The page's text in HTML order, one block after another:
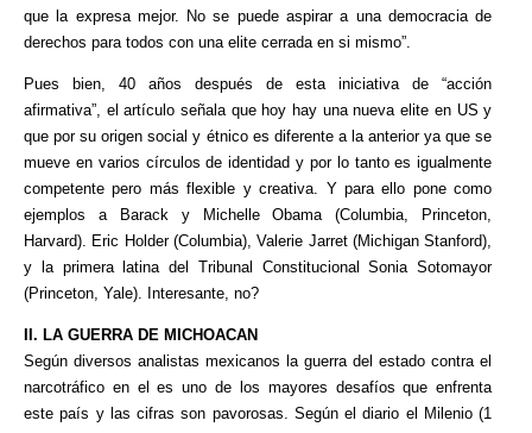
que la expresa mejor. No se puede aspirar a una democracia de
derechos para todos con una elite cerrada en si mismo”.
Pues bien, 40 años después de esta iniciativa de “acción
afirmativa”, el artículo señala que hoy hay una nueva elite en US y
que por su origen social y étnico es diferente a la anterior ya que se
mueve en varios círculos de identidad y por lo tanto es igualmente
competente pero más flexible y creativa. Y para ello pone como
ejemplos a Barack y Michelle Obama (Columbia, Princeton,
Harvard). Eric Holder (Columbia), Valerie Jarret (Michigan Stanford),
y la primera latina del Tribunal Constitucional Sonia Sotomayor
(Princeton, Yale). Interesante, no?
II. LA GUERRA DE MICHOACAN
Según diversos analistas mexicanos la guerra del estado contra el
narcotráfico en el es uno de los mayores desafíos que enfrenta
este país y las cifras son pavorosas. Según el diario el Milenio (1